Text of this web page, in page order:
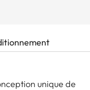
unique de